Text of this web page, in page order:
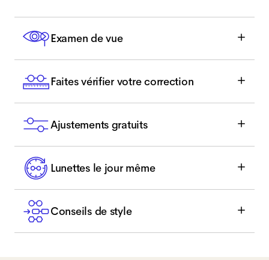
Examen de vue
Faites vérifier votre correction
Ajustements gratuits
Lunettes le jour même
Conseils de style